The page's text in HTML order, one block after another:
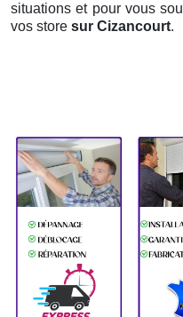
situations et pour vous
vos store sur Cizancourt.